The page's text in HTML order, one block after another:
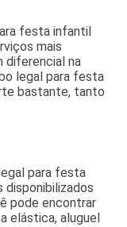
festa infantil
mais
diferencial na
legal para festa
bastante, tanto
para festa
disponibilizados
pode encontrar
elástica, aluguel